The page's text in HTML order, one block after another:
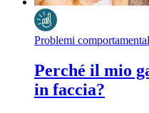
Problemi
Perché il mio
in faccia?